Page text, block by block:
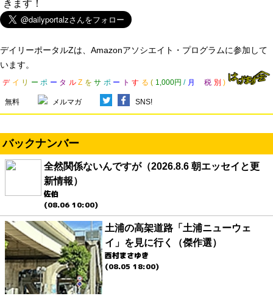
きます！
デイリーポータルZは、Amazonアソシエイト・プログラムに参加して
います。
デ イ リ ー ポ ー タ ル Z を サ ポ ー ト す る ( 1,000円 / 月 税 別 )
無料 メルマガ SNS!
バックナンバー
全然関係ないんですが（2026.8.6 朝エッセイと更
新情報）
佐伯
(08.06 10:00)
土浦の高架道路「土浦ニューウェ
イ」を見に行く（傑作選）
西村まさゆき
(08.05 18:00)